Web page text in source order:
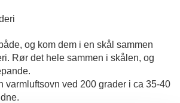
og kom dem i en skål sammen
Rør det hele sammen i skålen, og
varmluftsovn ved 200 grader i ca 35-40